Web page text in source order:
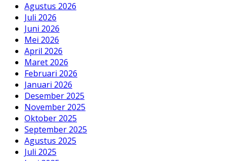
Agustus 2026
Juli 2026
Juni 2026
Mei 2026
April 2026
Maret 2026
Februari 2026
Januari 2026
Desember 2025
November 2025
Oktober 2025
September 2025
Agustus 2025
Juli 2025